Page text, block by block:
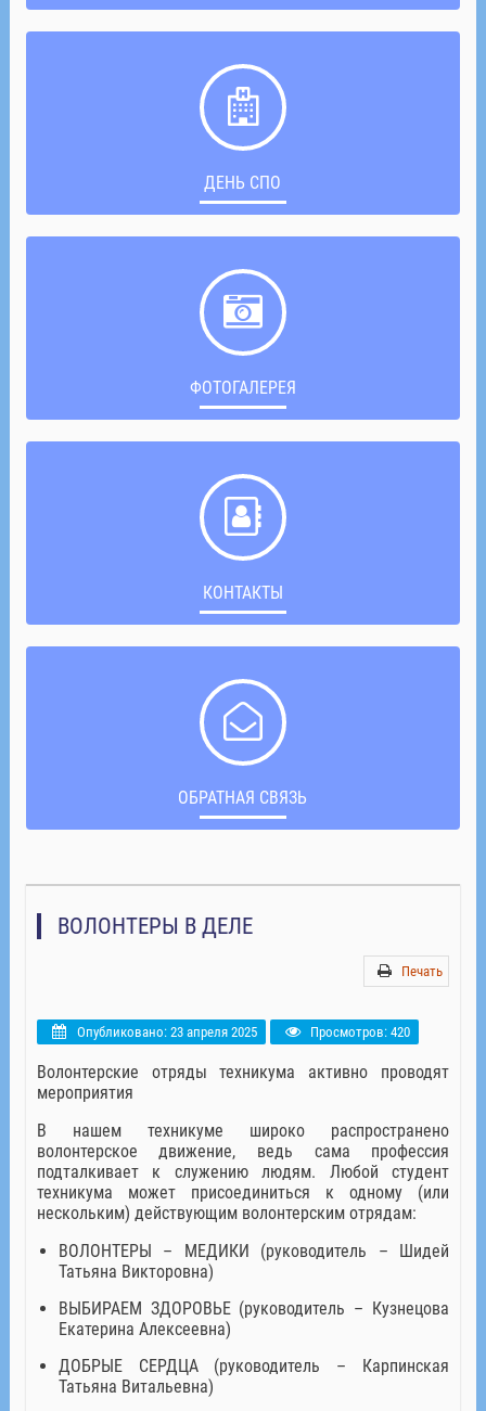
ДЕНЬ СПО
ФОТОГАЛЕРЕЯ
КОНТАКТЫ
ОБРАТНАЯ СВЯЗЬ
ВОЛОНТЕРЫ В ДЕЛЕ
Печать
Опубликовано: 23 апреля 2025 Просмотров: 420
Волонтерские отряды техникума активно проводят
мероприятия
В нашем техникуме широко распространено
волонтерское движение, ведь сама профессия
подталкивает к служению людям. Любой студент
техникума может присоединиться к одному (или
нескольким) действующим волонтерским отрядам:
ВОЛОНТЕРЫ – МЕДИКИ (руководитель – Шидей
Татьяна Викторовна)
ВЫБИРАЕМ ЗДОРОВЬЕ (руководитель – Кузнецова
Екатерина Алексеевна)
ДОБРЫЕ СЕРДЦА (руководитель – Карпинская
Татьяна Витальевна)